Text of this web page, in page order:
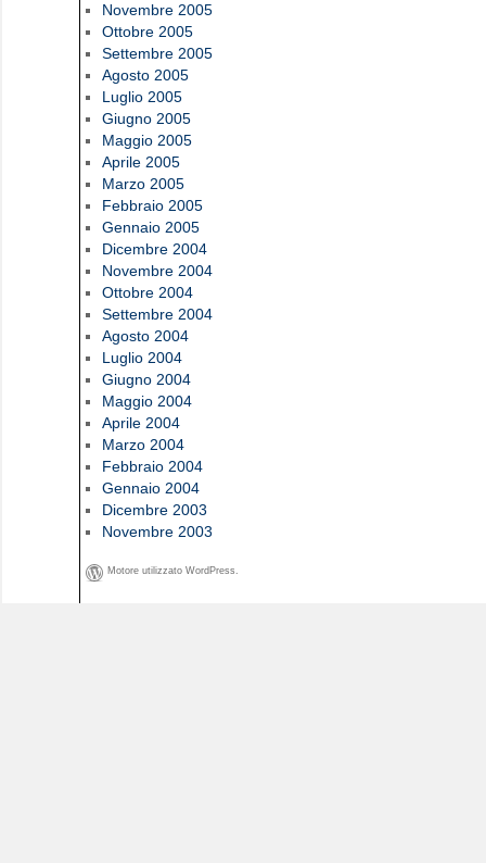
Novembre 2005
Ottobre 2005
Settembre 2005
Agosto 2005
Luglio 2005
Giugno 2005
Maggio 2005
Aprile 2005
Marzo 2005
Febbraio 2005
Gennaio 2005
Dicembre 2004
Novembre 2004
Ottobre 2004
Settembre 2004
Agosto 2004
Luglio 2004
Giugno 2004
Maggio 2004
Aprile 2004
Marzo 2004
Febbraio 2004
Gennaio 2004
Dicembre 2003
Novembre 2003
Motore utilizzato WordPress.